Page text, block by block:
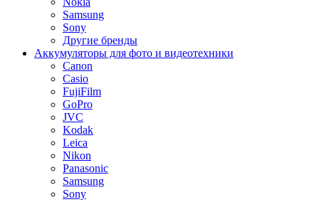
Samsung
Sony
Другие бренды
Аккумуляторы для фото и видеотехники
Canon
Casio
FujiFilm
GoPro
JVC
Kodak
Leica
Nikon
Panasonic
Samsung
Sony